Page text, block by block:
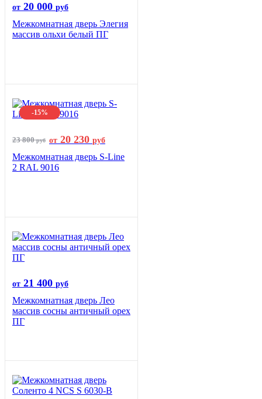
от 20 000 руб
Межкомнатная дверь Элегия
массив ольхи белый ПГ
-15%
23 800руб от 20 230 руб
Межкомнатная дверь S-Line
2 RAL 9016
от 21 400 руб
Межкомнатная дверь Лео
массив сосны античный орех
ПГ